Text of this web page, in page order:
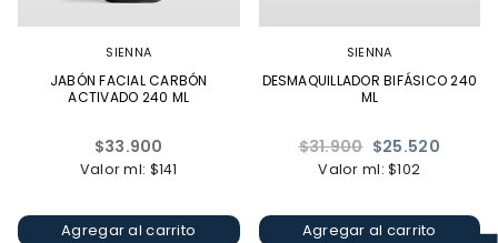
SIENNA
JABÓN FACIAL CARBÓN
ACTIVADO 240 ML
Precio
habitual
$33.900
Valor ml: $141
Agregar al carrito
SIENNA
DESMAQUILLADOR BIFÁSICO 240
ML
Precio
habitual
$31.900 $25.520
Valor ml: $102
Agregar al carrito